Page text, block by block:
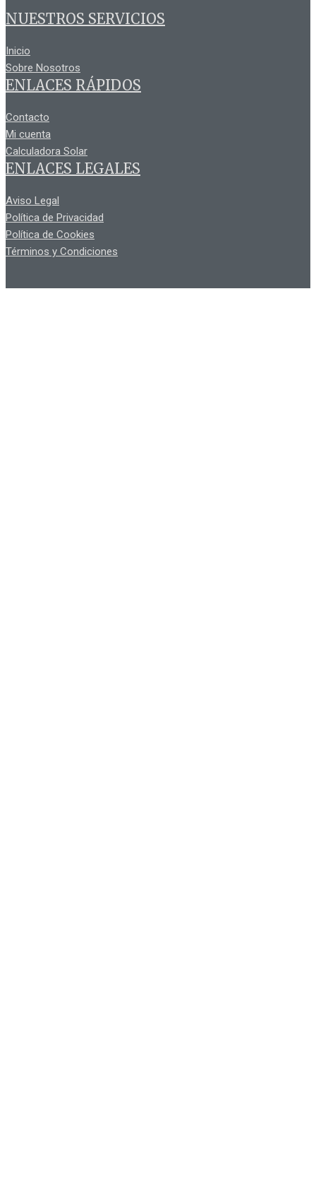
NUESTROS SERVICIOS
Inicio
Sobre Nosotros
ENLACES RÁPIDOS
Contacto
Mi cuenta
Calculadora Solar
ENLACES LEGALES
Aviso Legal
Política de Privacidad
Política de Cookies
Términos y Condiciones